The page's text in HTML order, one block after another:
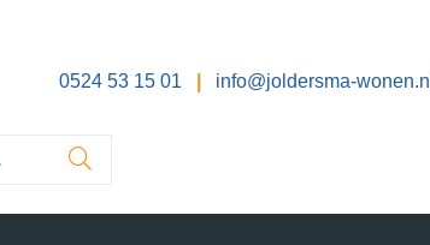
0524 53 15 01 info@joldersma-wonen.nl